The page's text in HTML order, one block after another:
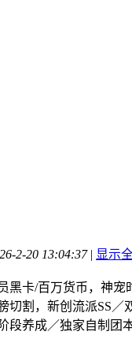
2-20 13:04:37 | 显示
黑卡/百万货币，神宠
切割，新创流派SS／
段养成／独家自制团